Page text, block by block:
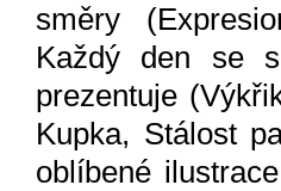
směry
Každý den se
prezentuje
Kupka, Stálost
oblíbené